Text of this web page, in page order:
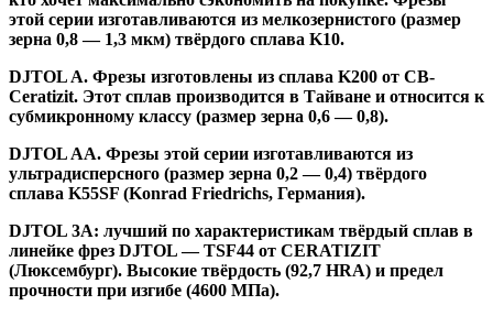
этой серии изготавливаются из мелкозернистого (размер
зерна 0,8 — 1,3 мкм) твёрдого сплава K10.
DJTOL A. Фрезы изготовлены из сплава K200 от CB-
Ceratizit. Этот сплав производится в Тайване и относится к
субмикронному классу (размер зерна 0,6 — 0,8).
DJTOL AA. Фрезы этой серии изготавливаются из
ультрадисперсного (размер зерна 0,2 — 0,4) твёрдого
сплава K55SF (Konrad Friedrichs, Германия).
DJTOL 3A: лучший по характеристикам твёрдый сплав в
линейке фрез DJTOL — TSF44 от CERATIZIT
(Люксембург). Высокие твёрдость (92,7 HRA) и предел
прочности при изгибе (4600 МПа).